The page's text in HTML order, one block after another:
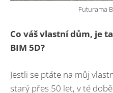
Futurama
Co váš vlastní dům, je
BIM 5D?
Jestli se ptáte na můj
starý přes 50 let, v té